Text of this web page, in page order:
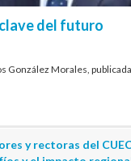
del futuro
González Morales,
y rectoras del